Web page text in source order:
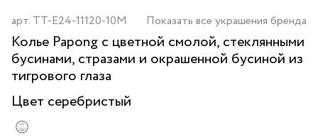
арт. TT-E24-11120-10M Показать все украшения бренда
Колье Papong с цветной смолой, стеклянными
бусинами, стразами и окрашенной бусиной из
тигрового глаза
Цвет серебристый